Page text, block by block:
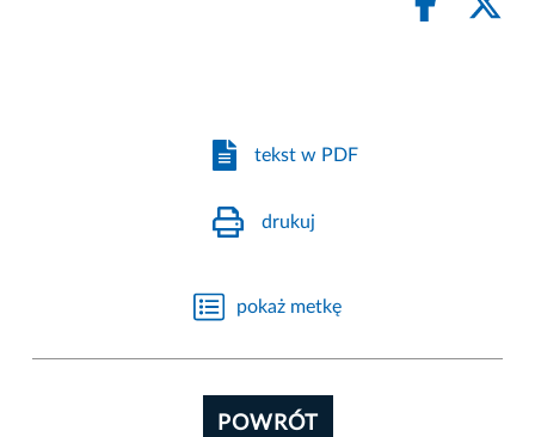
tekst w PDF
drukuj
pokaż metkę
POWRÓT